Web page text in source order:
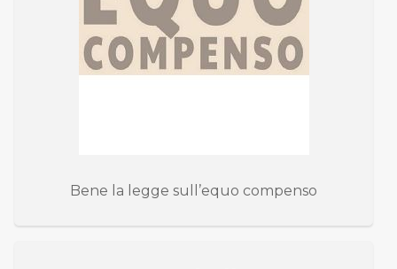
Bene la legge sull’equo compenso